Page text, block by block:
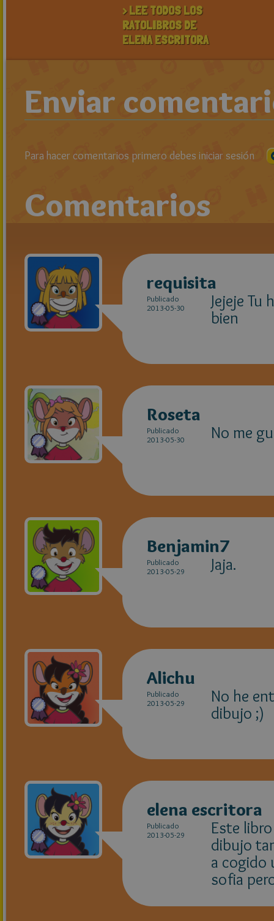
> LEE TODOS LOS
RATOLIBROS DE
ELENA ESCRITORA
Enviar
Para hacer comentarios primero debes iniciar sesión
Comentarios
requisita
Publicado
2013-05-30
Jejeje
bien
Roseta
Publicado
2013-05-30
No me
Benjamin7
Publicado
2013-05-29
Jaja.
Alichu
Publicado
2013-05-29
No he
dibujo ;)
elena escritora
Publicado
2013-05-29
Este
dibujo
a cogido
sofia